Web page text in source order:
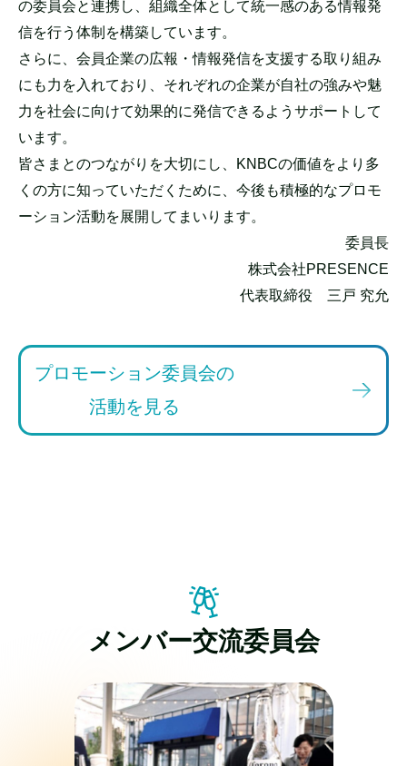
の委員会と連携し、組織全体として統一感のある情報発
信を行う体制を構築しています。
さらに、会員企業の広報・情報発信を支援する取り組み
にも力を入れており、それぞれの企業が自社の強みや魅
力を社会に向けて効果的に発信できるようサポートして
います。
皆さまとのつながりを大切にし、KNBCの価値をより多
くの方に知っていただくために、今後も積極的なプロモ
ーション活動を展開してまいります。
委員長
株式会社PRESENCE
代表取締役 三戸 究允
プロモーション委員会の
活動を見る
メンバー交流委員会